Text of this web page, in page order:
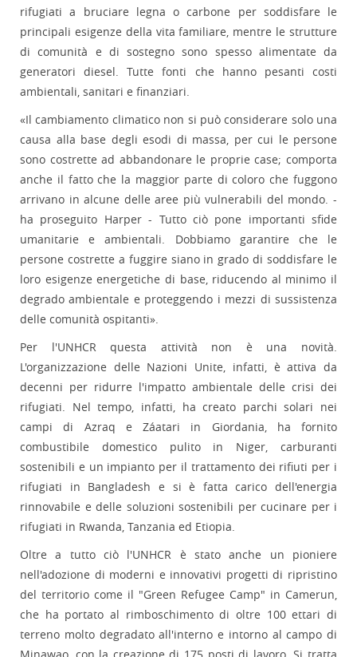
rifugiati a bruciare legna o carbone per soddisfare le
principali esigenze della vita familiare, mentre le strutture
di comunità e di sostegno sono spesso alimentate da
generatori diesel. Tutte fonti che hanno pesanti costi
ambientali, sanitari e finanziari.
«Il cambiamento climatico non si può considerare solo una
causa alla base degli esodi di massa, per cui le persone
sono costrette ad abbandonare le proprie case; comporta
anche il fatto che la maggior parte di coloro che fuggono
arrivano in alcune delle aree più vulnerabili del mondo. -
ha proseguito Harper - Tutto ciò pone importanti sfide
umanitarie e ambientali. Dobbiamo garantire che le
persone costrette a fuggire siano in grado di soddisfare le
loro esigenze energetiche di base, riducendo al minimo il
degrado ambientale e proteggendo i mezzi di sussistenza
delle comunità ospitanti».
Per l'UNHCR questa attività non è una novità.
L'organizzazione delle Nazioni Unite, infatti, è attiva da
decenni per ridurre l'impatto ambientale delle crisi dei
rifugiati. Nel tempo, infatti, ha creato parchi solari nei
campi di Azraq e Záatari in Giordania, ha fornito
combustibile domestico pulito in Niger, carburanti
sostenibili e un impianto per il trattamento dei rifiuti per i
rifugiati in Bangladesh e si è fatta carico dell'energia
rinnovabile e delle soluzioni sostenibili per cucinare per i
rifugiati in Rwanda, Tanzania ed Etiopia.
Oltre a tutto ciò l'UNHCR è stato anche un pioniere
nell'adozione di moderni e innovativi progetti di ripristino
del territorio come il "Green Refugee Camp" in Camerun,
che ha portato al rimboschimento di oltre 100 ettari di
terreno molto degradato all'interno e intorno al campo di